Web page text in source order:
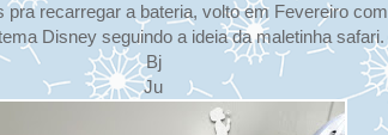
pra recarregar a bateria, volto em Fevereiro
Disney seguindo a ideia da maletinha safari.
Bj
Ju